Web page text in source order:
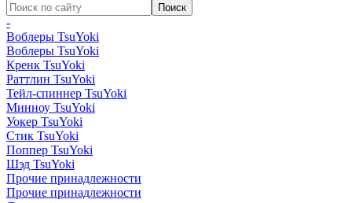
-
Воблеры TsuYoki
Воблеры TsuYoki
Кренк TsuYoki
Раттлин TsuYoki
Тейл-спиннер TsuYoki
Минноу TsuYoki
Уокер TsuYoki
Стик TsuYoki
Поппер TsuYoki
Шэд TsuYoki
Прочие принадлежности
Прочие принадлежности